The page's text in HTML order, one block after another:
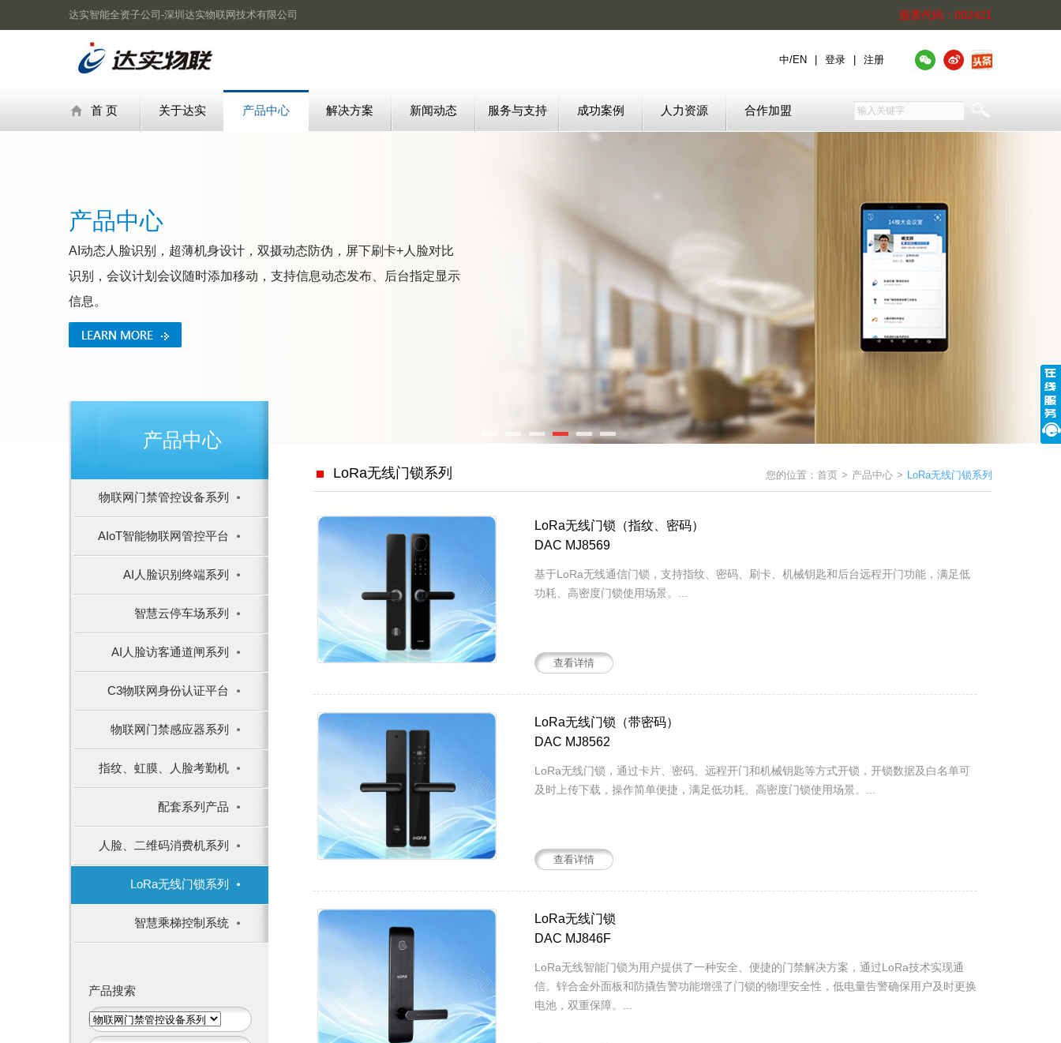
达实智能全资子公司-深圳达实物联网技术有限公司 股票代码：002421
中/EN 登录 注册
首 页 关于达实 产品中心 解决方案 新闻动态 服务与支持 成功案例 人力资源 合作加盟
产品中心
AI动态人脸识别，超薄机身设计，双摄动态防伪，屏下刷卡+人脸对比
识别，会议计划会议随时添加移动，支持信息动态发布、后台指定显示
信息。
产品中心
物联网门禁管控设备系列
AIoT智能物联网管控平台
AI人脸识别终端系列
智慧云停车场系列
AI人脸访客通道闸系列
C3物联网身份认证平台
物联网门禁感应器系列
指纹、虹膜、人脸考勤机
配套系列产品
人脸、二维码消费机系列
LoRa无线门锁系列
智慧乘梯控制系统
产品搜索
LoRa无线门锁系列 您的位置： 首页 > 产品中心 > LoRa无线门锁系列
LoRa无线门锁（指纹、密码）
DAC MJ8569
基于LoRa无线通信门锁，支持指纹、密码、刷卡、机械钥匙和后台远程开门功能，满足低
功耗、高密度门锁使用场景。...
查看详情
LoRa无线门锁（带密码）
DAC MJ8562
LoRa无线门锁，通过卡片、密码、远程开门和机械钥匙等方式开锁，开锁数据及白名单可
及时上传下载，操作简单便捷，满足低功耗、高密度门锁使用场景。...
查看详情
LoRa无线门锁
DAC MJ846F
LoRa无线智能门锁为用户提供了一种安全、便捷的门禁解决方案，通过LoRa技术实现通
信。锌合金外面板和防撬告警功能增强了门锁的物理安全性，低电量告警确保用户及时更换
电池，双重保障。...